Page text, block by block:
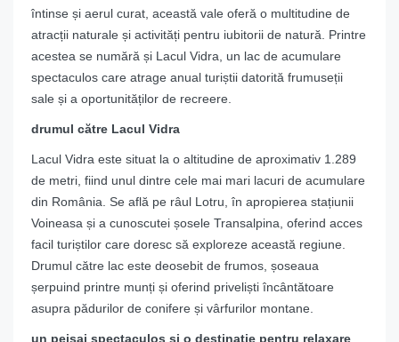
întinse și aerul curat, această vale oferă o multitudine de
atracții naturale și activități pentru iubitorii de natură. Printre
acestea se numără și Lacul Vidra, un lac de acumulare
spectaculos care atrage anual turiștii datorită frumuseții
sale și a oportunităților de recreere.
drumul către Lacul Vidra
Lacul Vidra este situat la o altitudine de aproximativ 1.289
de metri, fiind unul dintre cele mai mari lacuri de acumulare
din România. Se află pe râul Lotru, în apropierea stațiunii
Voineasa și a cunoscutei șosele Transalpina, oferind acces
facil turiștilor care doresc să exploreze această regiune.
Drumul către lac este deosebit de frumos, șoseaua
șerpuind printre munți și oferind priveliști încântătoare
asupra pădurilor de conifere și vârfurilor montane.
un peisaj spectaculos și o destinație pentru relaxare